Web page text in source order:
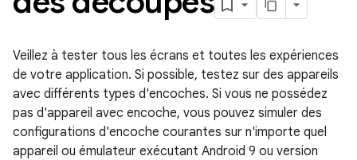
Veillez à tester tous les écrans et toutes les expériences
de votre application. Si possible, testez sur des appareils
avec différents types d'encoches. Si vous ne possédez
pas d'appareil avec encoche, vous pouvez simuler des
configurations d'encoche courantes sur n'importe quel
appareil ou émulateur exécutant Android 9 ou version